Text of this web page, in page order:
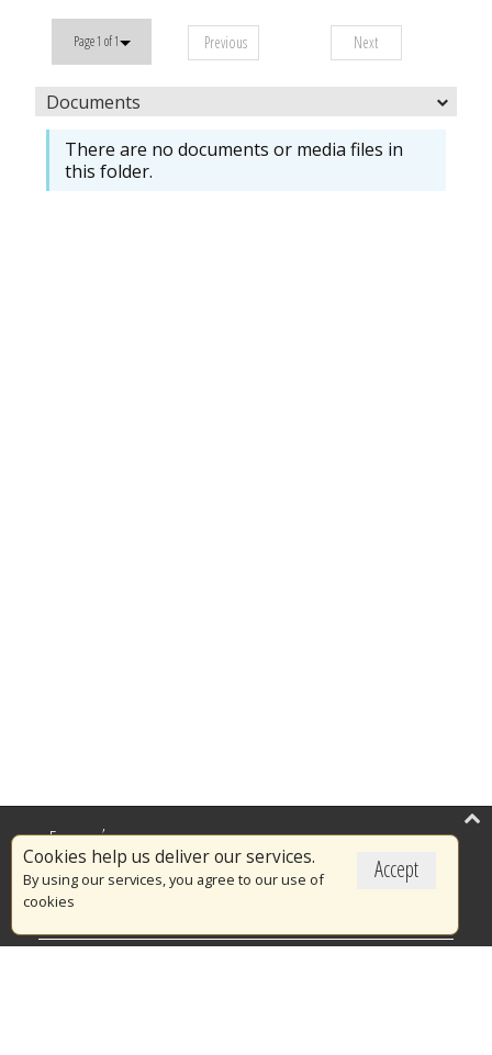
Page 1 of 1 Previous Next
Documents
There are no documents or media files in
this folder.
Accept
Cookies help us deliver our services.
By using our services, you agree to our use of
cookies
Επικαιρότητα
Το Πυροσβεστικό Σώμα